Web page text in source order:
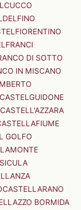
DI SOTTO
IN MISCANO
CASTELGUIDONE
CASTELL'AZZARA
GOLFO
CASTELLARANO
BORMIDA